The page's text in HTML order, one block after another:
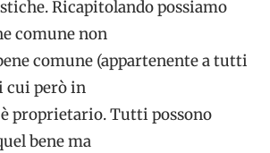
Ricapitolando possiamo
comune non
comune (appartenente a tutti
cui però in
proprietario. Tutti possono
bene ma